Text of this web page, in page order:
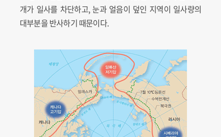
개가 일사를 차단하고, 눈과 얼음이 덮인 지역이 일사량의
대부분을 반사하기 때문이다.